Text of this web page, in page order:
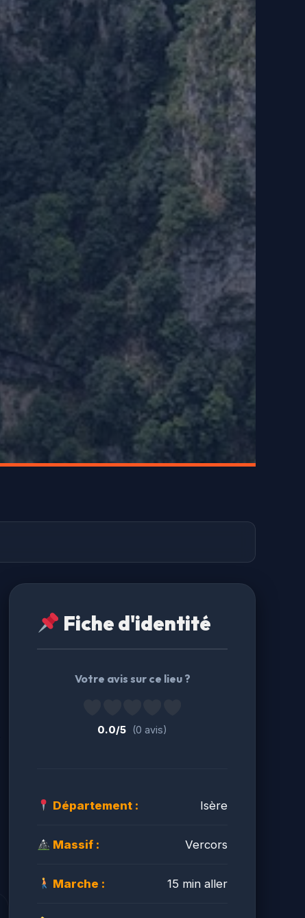
Fiche d'identité
Votre avis sur ce lieu ?
0.0/5 (0 avis)
Département : Isère
Massif : Vercors
Marche : 15 min aller